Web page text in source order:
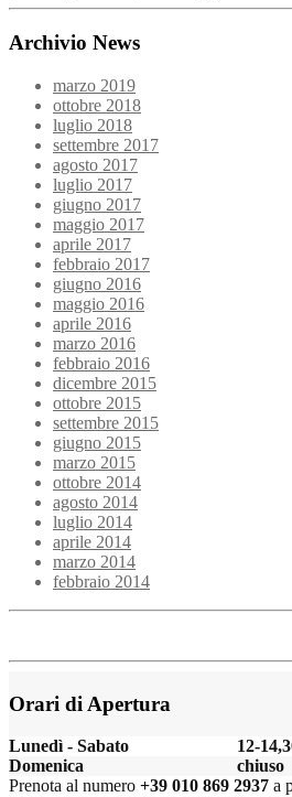
Archivio News
marzo 2019
ottobre 2018
luglio 2018
settembre 2017
agosto 2017
luglio 2017
giugno 2017
maggio 2017
aprile 2017
febbraio 2017
giugno 2016
maggio 2016
aprile 2016
marzo 2016
febbraio 2016
dicembre 2015
ottobre 2015
settembre 2015
giugno 2015
marzo 2015
ottobre 2014
agosto 2014
luglio 2014
aprile 2014
marzo 2014
febbraio 2014
Orari di Apertura
Lunedì - Sabato
12-
Domenica
chiuso
Prenota al numero +39 010 869 2937 a